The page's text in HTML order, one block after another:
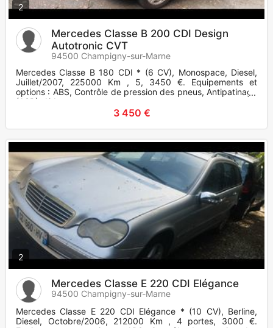
2
Mercedes Classe B 200 CDI Design
Autotronic CVT
94500 Champigny-sur-Marne
Mercedes Classe B 180 CDI * (6 CV), Monospace, Diesel,
Juillet/2007, 225000 Km , 5, 3450 €. Equipements et
options : ABS, Contrôle de pression des pneus, Antipatinage
(ASR), Airba
3 450 €
2
Mercedes Classe E 220 CDI Elégance
94500 Champigny-sur-Marne
Mercedes Classe E 220 CDI Elégance * (10 CV), Berline,
Diesel, Octobre/2006, 212000 Km , 4 portes, 3000 €.